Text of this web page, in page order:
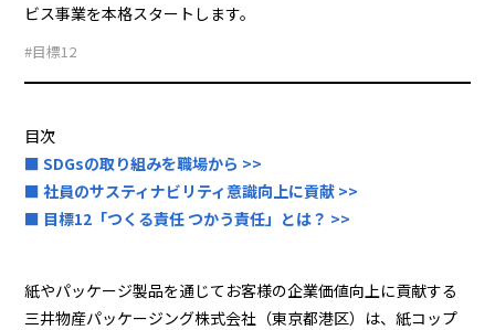
ビス事業を本格スタートします。
#目標12
目次
■ SDGsの取り組みを職場から >>
■ 社員のサスティナビリティ意識向上に貢献 >>
■ 目標12「つくる責任 つかう責任」とは？ >>
紙やパッケージ製品を通じてお客様の企業価値向上に貢献する
三井物産パッケージング株式会社（東京都港区）は、紙コップ